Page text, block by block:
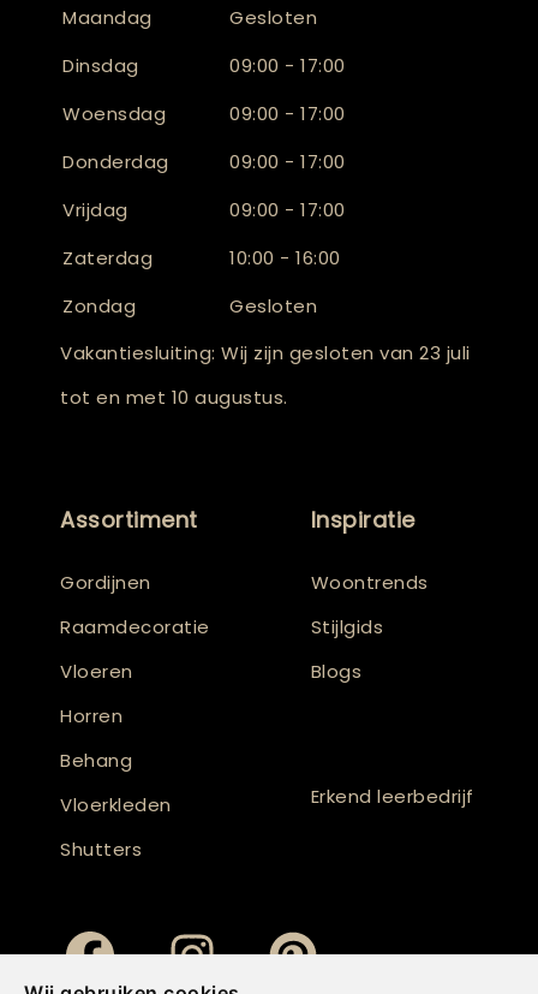
Maandag
Gesloten
Dinsdag
09:00 - 17:00
Woensdag
09:00 - 17:00
Donderdag
09:00 - 17:00
Vrijdag
09:00 - 17:00
Zaterdag
10:00 - 16:00
Zondag
Gesloten
Vakantiesluiting: Wij zijn gesloten van 23 juli
tot en met 10 augustus.
Assortiment
Gordijnen
Raamdecoratie
Vloeren
Horren
Behang
Vloerkleden
Shutters
Inspiratie
Woontrends
Stijlgids
Blogs
Erkend leerbedrijf